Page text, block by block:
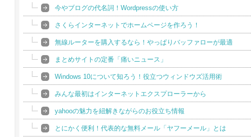
今やブログの代名詞！Wordpressの使い方
さくらインターネットでホームページを作ろう！
無線ルーターを購入するなら！やっぱりバッファローが最適
まとめサイトの定番「痛いニュース」
Windows 10について知ろう！役立つウィンドウズ活用術
みんな最初はインターネットエクスプローラーから
yahooの魅力を紐解きながらのお役立ち情報
とにかく便利！代表的な無料メール「ヤフーメール」とは